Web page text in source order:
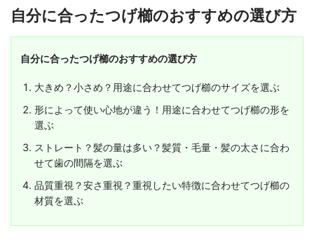
自分に合ったつげ櫛のおすすめの選び方
自分に合ったつげ櫛のおすすめの選び方
大きめ？小さめ？用途に合わせてつげ櫛のサイズを選ぶ
形によって使い心地が違う！用途に合わせてつげ櫛の形を
選ぶ
ストレート？髪の量は多い？髪質・毛量・髪の太さに合わ
せて歯の間隔を選ぶ
品質重視？安さ重視？重視したい特徴に合わせてつげ櫛の
材質を選ぶ